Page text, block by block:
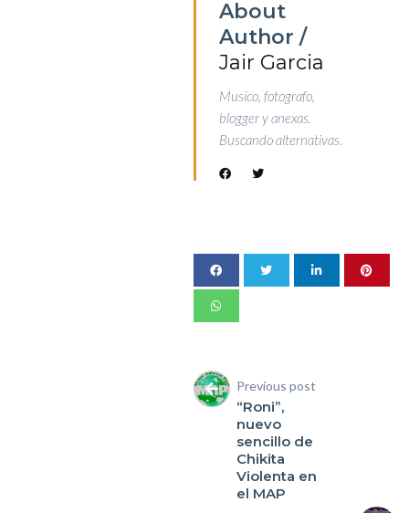
About
Author /
Jair Garcia
Musico, fotografo,
blogger y anexas.
Buscando alternativas.
Previous post
“Roni”,
nuevo
sencillo de
Chikita
Violenta en
el MAP